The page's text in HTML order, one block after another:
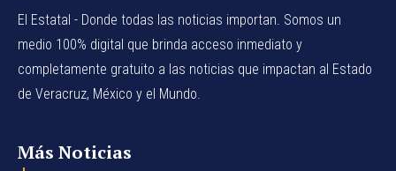
El Estatal - Donde todas las noticias importan. Somos un
medio 100% digital que brinda acceso inmediato y
completamente gratuito a las noticias que impactan al Estado
de Veracruz, México y el Mundo.
Más Noticias